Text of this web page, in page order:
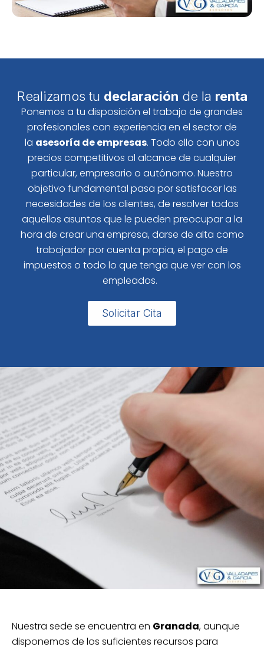
Realizamos tu declaración de la renta
Ponemos a tu disposición el trabajo de grandes
profesionales con experiencia en el sector de
la asesoría de empresas. Todo ello con unos
precios competitivos al alcance de cualquier
particular, empresario o autónomo. Nuestro
objetivo fundamental pasa por satisfacer las
necesidades de los clientes, de resolver todos
aquellos asuntos que le pueden preocupar a la
hora de crear una empresa, darse de alta como
trabajador por cuenta propia, el pago de
impuestos o todo lo que tenga que ver con los
empleados.
Solicitar Cita
Nuestra sede se encuentra en Granada, aunque
disponemos de los suficientes recursos para